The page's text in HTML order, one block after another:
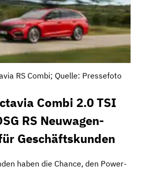
RS Combi; Quelle: Pressefoto
Combi 2.0 TSI
RS Neuwagen-
Geschäftskunden
haben die Chance, den Power-